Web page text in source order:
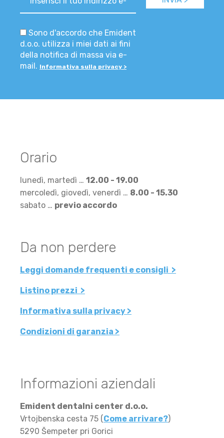
Sono d'accordo che Emident
d.o.o. utilizza i miei dati ai fini
della notifica di massa via e-
mail. Informativa sulla privacy >
Orario
lunedì, martedì … 12.00 - 19.00
mercoledì, giovedì, venerdì … 8.00 - 15.30
sabato … previo accordo
Da non perdere
Leggi domande frequenti e consigli >
Listino prezzi >
Informativa sulla privacy >
Condizioni di garanzia >
Informazioni aziendali
Emident dentalni center d.o.o.
Vrtojbenska cesta 75 (Come arrivare?)
5290 Šempeter pri Gorici